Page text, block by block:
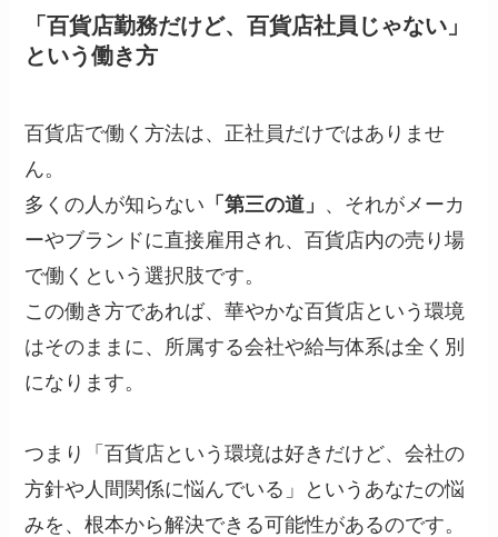
「百貨店勤務だけど、百貨店社員じゃない」
という働き方
百貨店で働く方法は、正社員だけではありませ
ん。
多くの人が知らない 「第三の道」 、それがメーカ
ーやブランドに直接雇用され、百貨店内の売り場
で働くという選択肢です。
この働き方であれば、華やかな百貨店という環境
はそのままに、所属する会社や給与体系は全く別
になります。
つまり「百貨店という環境は好きだけど、会社の
方針や人間関係に悩んでいる」というあなたの悩
みを、根本から解決できる可能性があるのです。